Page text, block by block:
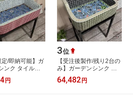
定/即納可能】ガ
ンク タイルシ
ル流し台 昭和
ザイクタイル
円
3位
【受注後製作/残り2台の
み】ガーデンシンク タ
イルシンク タイル流し
台 昭和レトロ モザイク
64,482 円